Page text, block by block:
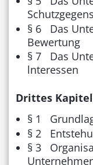
§ 6 Das
Bewertung
§ 7 Das
lnteressen
Drittes
§ 1
§ 2
§ 3